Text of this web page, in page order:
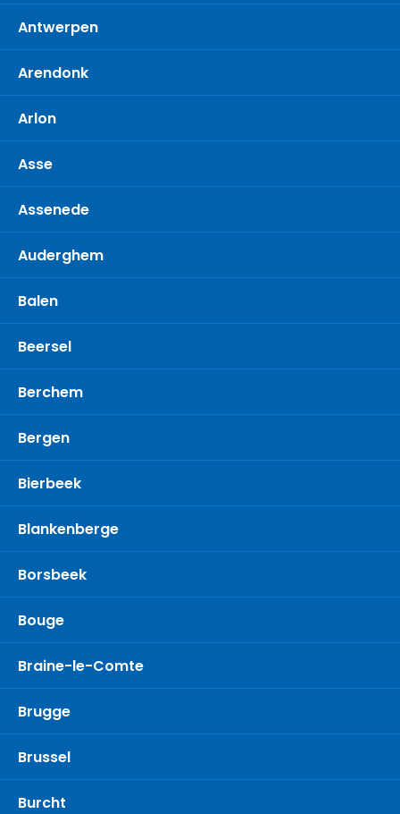
Antwerpen
Arendonk
Arlon
Asse
Assenede
Auderghem
Balen
Beersel
Berchem
Bergen
Bierbeek
Blankenberge
Borsbeek
Bouge
Braine-le-Comte
Brugge
Brussel
Burcht